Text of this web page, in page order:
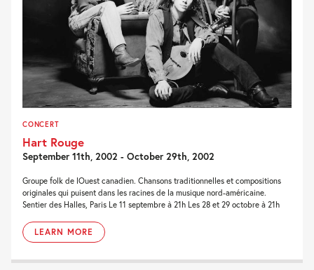
CONCERT
Hart Rouge
September 11th, 2002 - October 29th, 2002
Groupe folk de lOuest canadien. Chansons traditionnelles et compositions
originales qui puisent dans les racines de la musique nord-américaine.
Sentier des Halles, Paris Le 11 septembre à 21h Les 28 et 29 octobre à 21h
LEARN MORE